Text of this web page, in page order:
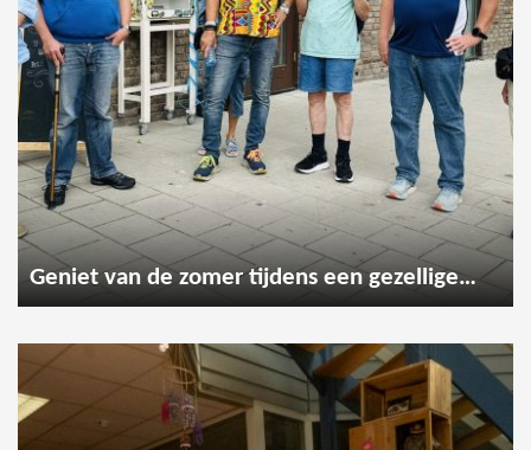
Geniet van de zomer tijdens een gezellige wandeling